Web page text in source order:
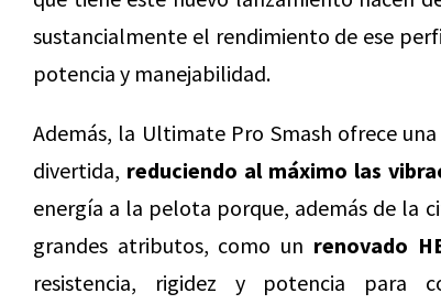
sustancialmente el rendimiento de ese
potencia y manejabilidad.
Además, la Ultimate Pro Smash ofrece
divertida, reduciendo al máximo las
energía a la pelota porque, además de la
grandes atributos, como un renovado
resistencia, rigidez y potencia para